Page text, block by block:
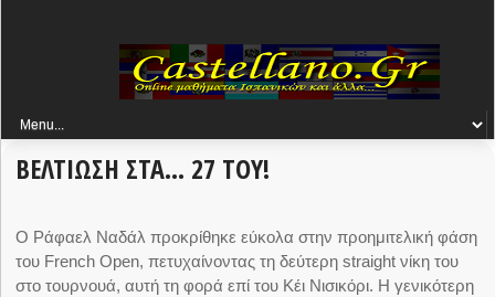
ΒΕΛΤΙΩΣΗ ΣΤΑ… 27 ΤΟΥ!
Ο Ράφαελ Ναδάλ προκρίθηκε εύκολα στην προημιτελική φάση
του French Open, πετυχαίνοντας τη δεύτερη straight νίκη του
στο τουρνουά, αυτή τη φορά επί του Κέι Νισικόρι. Η γενικότερη